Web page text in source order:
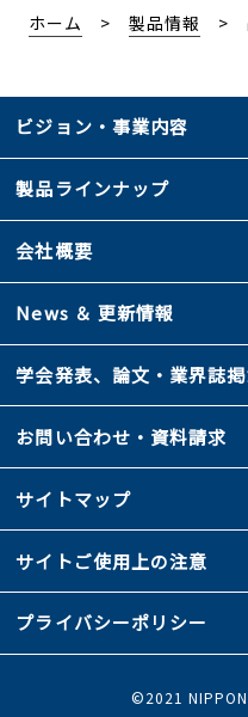
ホーム 製品情報
ビジョン・事業内容
製品ラインナップ
会社概要
News ＆ 更新情報
学会発表、論文・業界誌
お問い合わせ・資料請求
サイトマップ
サイトご使用上の注意
プライバシーポリシー
©2021 NIPPON